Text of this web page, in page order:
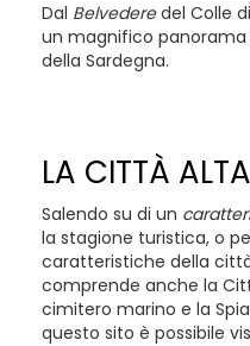
Dal Belvederedel Colle
un magnifico
della Sardegna.
LA CITTÀ ALTA
Salendo su di un
la stagione turistica, o
caratteristiche della
comprende anche la
cimitero marino e la
questo sito è possibile